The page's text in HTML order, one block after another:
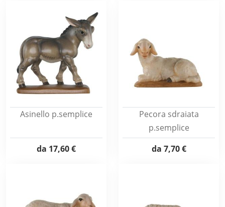
Asinello p.semplice
da 17,60 €
Pecora sdraiata
p.semplice
da 7,70 €